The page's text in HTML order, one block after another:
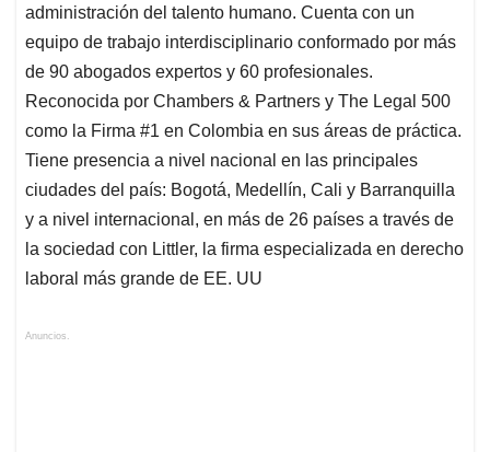
administración del talento humano. Cuenta con un
equipo de trabajo interdisciplinario conformado por más
de 90 abogados expertos y 60 profesionales.
Reconocida por Chambers & Partners y The Legal 500
como la Firma #1 en Colombia en sus áreas de práctica.
Tiene presencia a nivel nacional en las principales
ciudades del país: Bogotá, Medellín, Cali y Barranquilla
y a nivel internacional, en más de 26 países a través de
la sociedad con Littler, la firma especializada en derecho
laboral más grande de EE. UU
Anuncios.